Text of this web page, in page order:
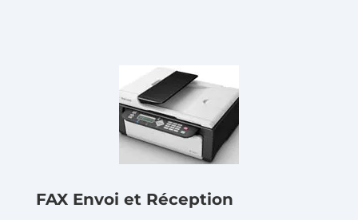
FAX Envoi et Réception